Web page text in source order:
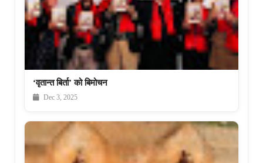
‘वृतान्त बिर्ता’ को बिमोचन
Dec 3, 2025